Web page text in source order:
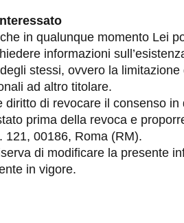
in qualunque momento Lei
informazioni
stessi, ovvero la
ad altro titolare.
diritto di revocare il consenso
prima della revoca e
121, 00186, Roma (RM).
di modificare la presente
in vigore.